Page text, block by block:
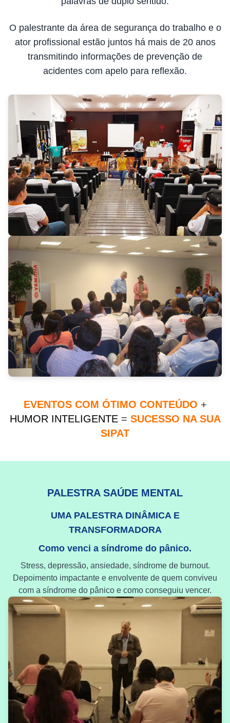
O palestrante da área de segurança do trabalho e o
ator profissional estão juntos há mais de 20 anos
transmitindo informações de prevenção de
acidentes com apelo para reflexão.
EVENTOS COM ÓTIMO CONTEÚDO +
HUMOR INTELIGENTE = SUCESSO NA SUA
SIPAT
PALESTRA SAÚDE MENTAL
UMA PALESTRA DINÂMICA E
TRANSFORMADORA
Como venci a síndrome do pânico.
Stress, depressão, ansiedade, síndrome de burnout.
Depoimento impactante e envolvente de quem conviveu
com a síndrome do pânico e como conseguiu vencer.